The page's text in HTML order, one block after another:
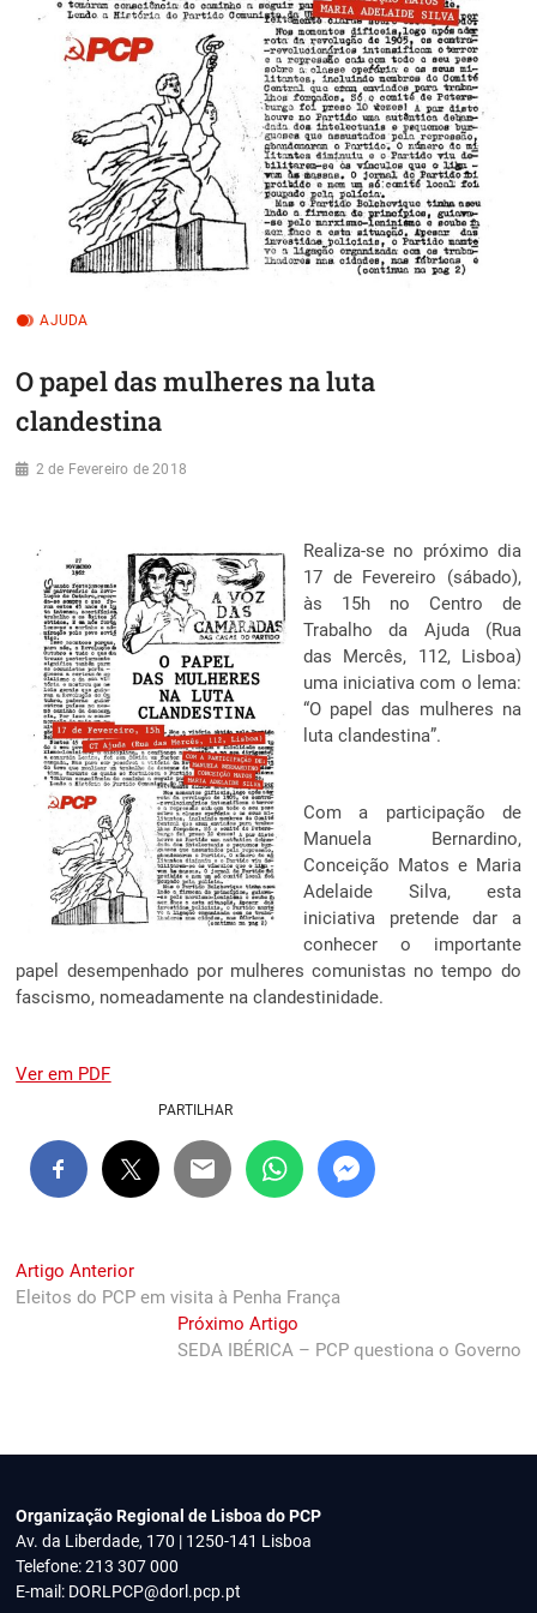
AJUDA
O papel das mulheres na luta
clandestina
2 de Fevereiro de 2018
Realiza-se no próximo dia
17 de Fevereiro (sábado),
às 15h no Centro de
Trabalho da Ajuda (Rua
das Mercês, 112, Lisboa)
uma iniciativa com o lema:
“O papel das mulheres na
luta clandestina”.
Com a participação de
Manuela Bernardino,
Conceição Matos e Maria
Adelaide Silva, esta
iniciativa pretende dar a
conhecer o importante
papel desempenhado por mulheres comunistas no tempo do
fascismo, nomeadamente na clandestinidade.
Ver em PDF
PARTILHAR
Navegação
de
Artigo AnteriorPrevious
post:
Eleitos do PCP em visita à Penha França
Próximo ArtigoNext
post:
SEDA IBÉRICA – PCP questiona o Governo
Organização Regional de Lisboa do PCP
Av. da Liberdade, 170 | 1250-141 Lisboa
Telefone: 213 307 000
E-mail: DORLPCP@dorl.pcp.pt